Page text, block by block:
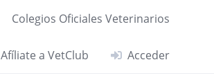
Colegios Oficiales Veterinarios
Afíliate a VetClub Acceder